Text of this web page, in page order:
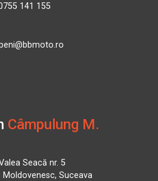
141 155
Câmpulung M.
Seacă nr. 5
Moldovenesc, Suceava